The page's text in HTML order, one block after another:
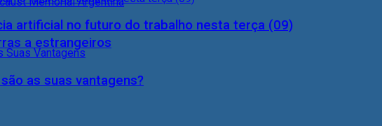
a estrangeiros
artificial no futuro do trabalho nesta terça (09)
as suas vantagens?